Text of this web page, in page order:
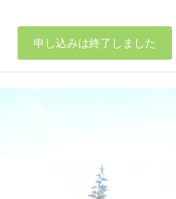
申し込みは終了しました